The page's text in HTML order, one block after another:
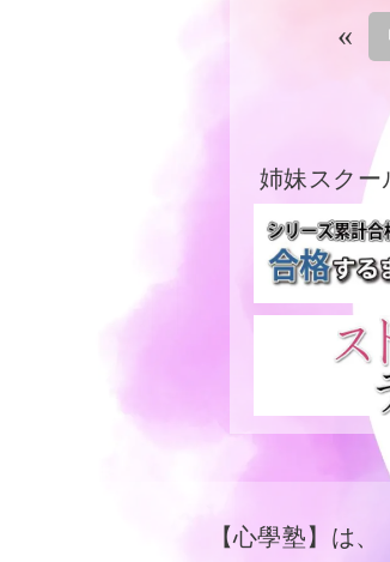
«
姉妹スクー
【心學塾】は